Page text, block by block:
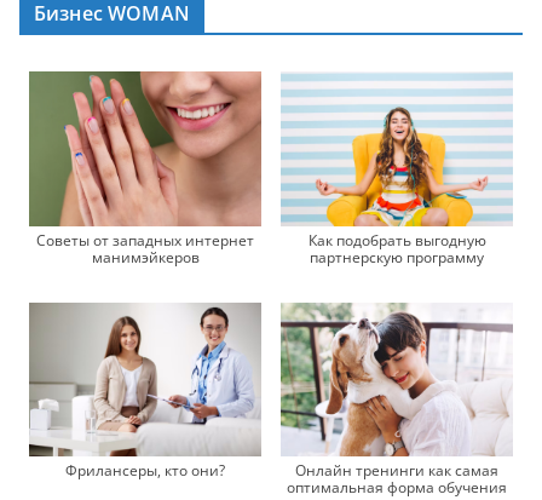
Бизнес WOMAN
Советы от западных интернет
манимэйкеров
Как подобрать выгодную
партнерскую программу
Фрилансеры, кто они?
Онлайн тренинги как самая
оптимальная форма обучения